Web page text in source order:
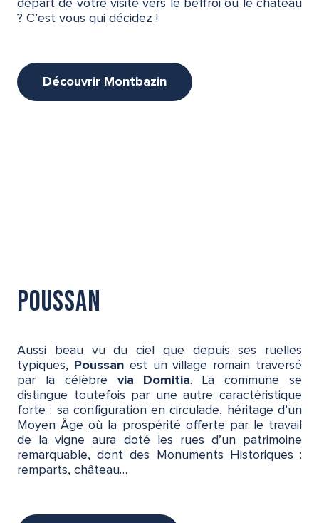
départ de votre visite vers le beffroi ou le château
? C’est vous qui décidez !
Découvrir Montbazin
Poussan
Aussi beau vu du ciel que depuis ses ruelles
typiques,
Poussanest un village romain traversé
par la célèbre via Domitia. La commune se
distingue toutefois par une autre caractéristique
forte : sa configuration en circulade, héritage d’un
Moyen Âge où la prospérité offerte par le travail
de la vigne aura doté les rues d’un patrimoine
remarquable, dont des Monuments Historiques :
remparts, château…